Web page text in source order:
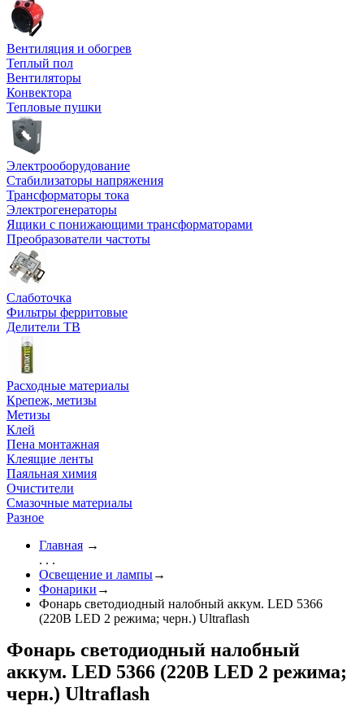
Вентиляция и обогрев
Теплый пол
Вентиляторы
Конвектора
Тепловые пушки
Электрооборудование
Стабилизаторы напряжения
Трансформаторы тока
Электрогенераторы
Ящики с понижающими трансформаторами
Преобразователи частоты
Слаботочка
Фильтры ферритовые
Делители ТВ
Расходные материалы
Крепеж, метизы
Метизы
Клей
Пена монтажная
Клеящие ленты
Паяльная химия
Очистители
Смазочные материалы
Разное
Главная →
. . .
Освещение и лампы→
Фонарики →
Фонарь светодиодный налобный аккум. LED 5366
(220В LED 2 режима; черн.) Ultraflash
Фонарь светодиодный налобный
аккум. LED 5366 (220В LED 2 режима;
черн.) Ultraflash